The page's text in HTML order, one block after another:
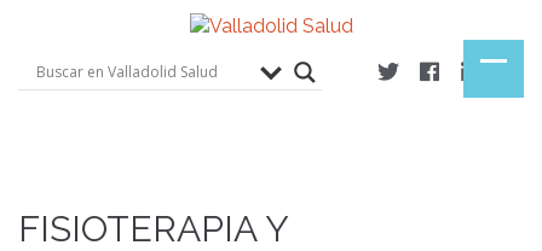
FISIOTERAPIA Y